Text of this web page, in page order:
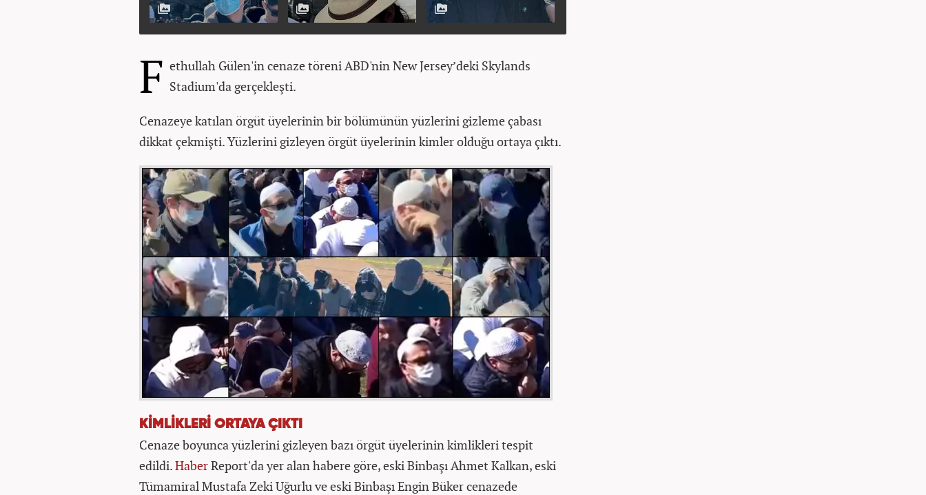
F ethullah Gülen'in cenaze töreni ABD'nin New Jersey’deki Skylands
Stadium'da gerçekleşti.
Cenazeye katılan örgüt üyelerinin bir bölümünün yüzlerini gizleme çabası
dikkat çekmişti. Yüzlerini gizleyen örgüt üyelerinin kimler olduğu ortaya çıktı.
KİMLİKLERİ ORTAYA ÇIKTI
Cenaze boyunca yüzlerini gizleyen bazı örgüt üyelerinin kimlikleri tespit
edildi.HaberReport'da yer alan habere göre, eski Binbaşı Ahmet Kalkan, eski
Tümamiral Mustafa Zeki Uğurlu ve eski Binbaşı Engin Büker cenazede